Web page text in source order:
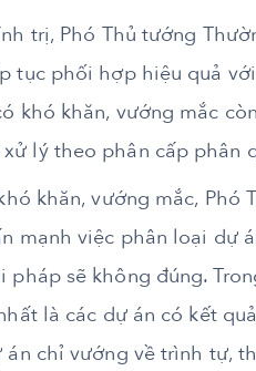
trị, Phó Thủ tướng
tục phối hợp hiệu quả
khó khăn, vướng mắc
lý theo phân cấp phân
khăn, vướng mắc,
mạnh việc phân loại dự
sẽ không đúng.
là các dự án có kết
chỉ vướng về trình tự,